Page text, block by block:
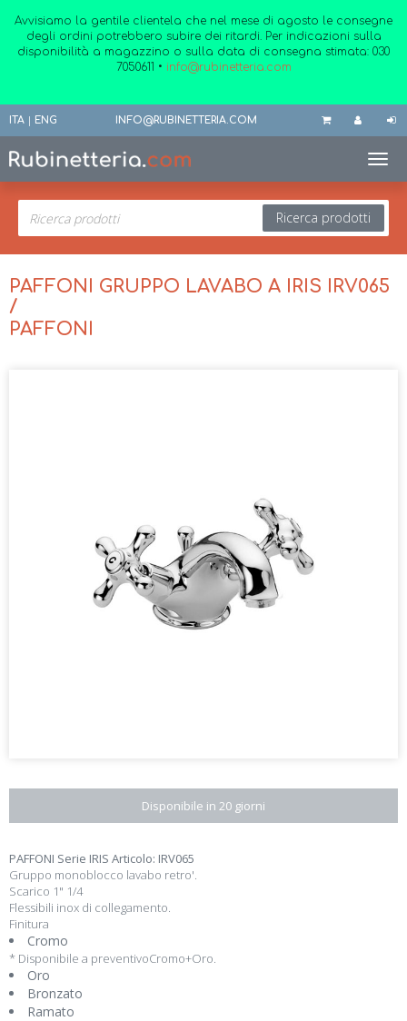
Avvisiamo la gentile clientela che nel mese di agosto le consegne
degli ordini potrebbero subire dei ritardi. Per indicazioni sulla
disponibilità a magazzino o sulla data di consegna stimata: 030
7050611 • info@rubinetteria.com
ITA | ENG INFO@RUBINETTERIA.COM
Ricerca prodotti
PAFFONI GRUPPO LAVABO A IRIS IRV065
/
PAFFONI
Disponibile in 20 giorni
PAFFONI Serie IRIS Articolo: IRV065
Gruppo monoblocco lavabo retro'.
Scarico 1" 1/4
Flessibili inox di collegamento.
Finitura
Cromo
* Disponibile a preventivoCromo+Oro.
Oro
Bronzato
Ramato